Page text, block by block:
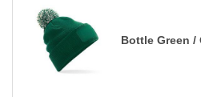
Bottle Green /